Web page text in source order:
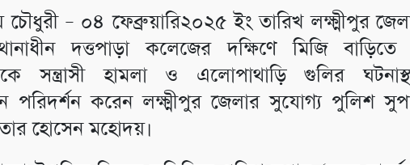
চৌধুরী – ০৪ ফেব্রুয়ারি২০২৫ ইং তারিখ লক্ষ্মীপুর
থানাধীন দত্তপাড়া কলেজের দক্ষিণে মিজি
সন্ত্রাসী হামলা ও এলোপাথাড়ি গুলির
পরিদর্শন করেন লক্ষ্মীপুর জেলার সুযোগ্য পুলিশ
হোসেন মহোদয়।